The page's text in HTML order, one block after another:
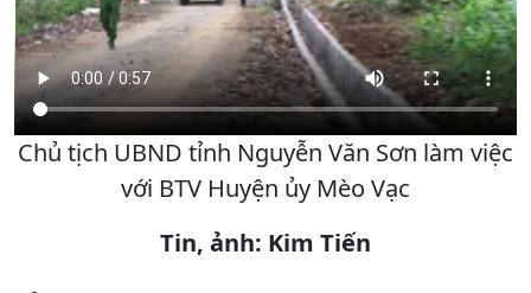
Chủ tịch UBND tỉnh Nguyễn Văn Sơn làm việc
với BTV Huyện ủy Mèo Vạc
Tin, ảnh: Kim Tiến